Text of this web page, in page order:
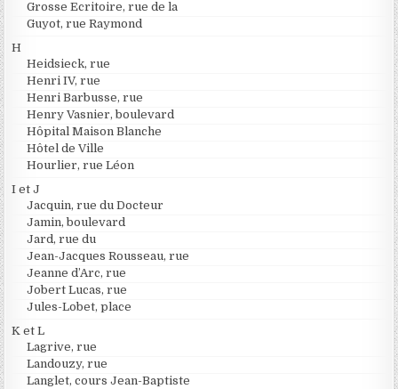
Grosse Ecritoire, rue de la
Guyot, rue Raymond
H
Heidsieck, rue
Henri IV, rue
Henri Barbusse, rue
Henry Vasnier, boulevard
Hôpital Maison Blanche
Hôtel de Ville
Hourlier, rue Léon
I et J
Jacquin, rue du Docteur
Jamin, boulevard
Jard, rue du
Jean-Jacques Rousseau, rue
Jeanne d’Arc, rue
Jobert Lucas, rue
Jules-Lobet, place
K et L
Lagrive, rue
Landouzy, rue
Langlet, cours Jean-Baptiste